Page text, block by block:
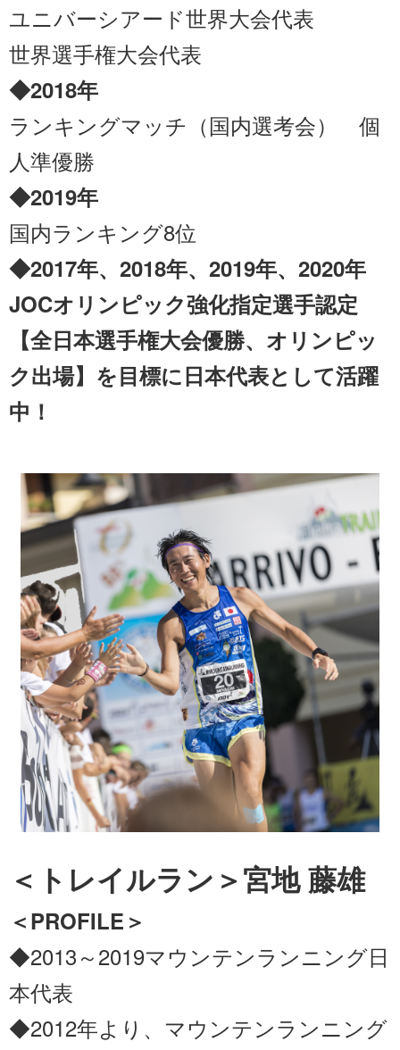
ユニバーシアード世界大会代表
世界選手権大会代表
◆2018年
ランキングマッチ（国内選考会） 個
人準優勝
◆2019年
国内ランキング8位
◆2017年、2018年、2019年、2020年
JOCオリンピック強化指定選手認定
【全日本選手権大会優勝、オリンピッ
ク出場】を目標に日本代表として活躍
中！
＜トレイルラン＞宮地 藤雄
＜PROFILE＞
◆2013～2019マウンテンランニング日
本代表
◆2012年より、マウンテンランニング